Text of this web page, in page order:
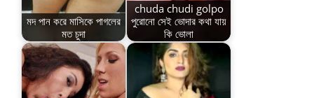
মদ পান করে মাসিকে পাগলের
মত চুদা
chuda chudi golpo
পুরোনো সেই ভোদার কথা যায়
কি ভোলা